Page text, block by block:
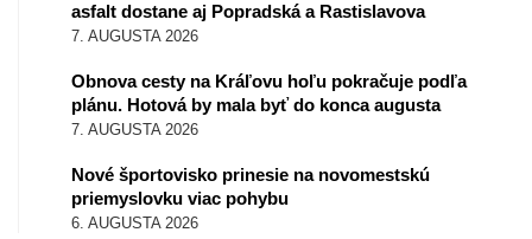
asfalt dostane aj Popradská a Rastislavova
7. AUGUSTA 2026
Obnova cesty na Kráľovu hoľu pokračuje podľa
plánu. Hotová by mala byť do konca augusta
7. AUGUSTA 2026
Nové športovisko prinesie na novomestskú
priemyslovku viac pohybu
6. AUGUSTA 2026